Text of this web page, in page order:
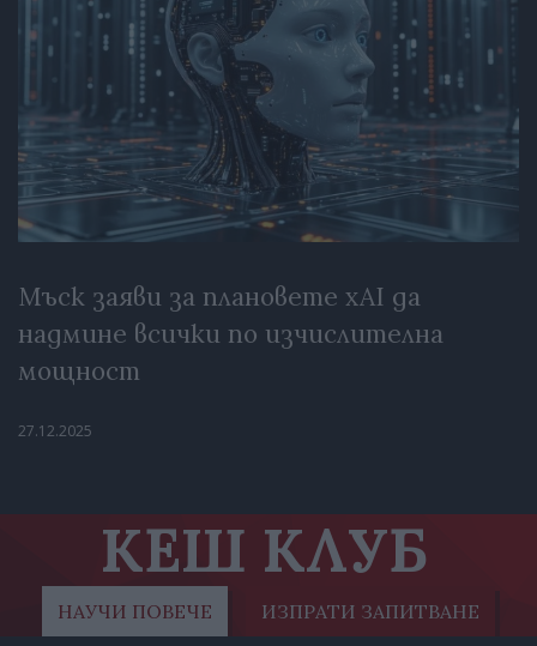
Мъск заяви за плановете xAI да
надмине всички по изчислителна
мощност
27.12.2025
КЕШ КЛУБ
НАУЧИ ПОВЕЧЕ ИЗПРАТИ ЗАПИТВАНЕ